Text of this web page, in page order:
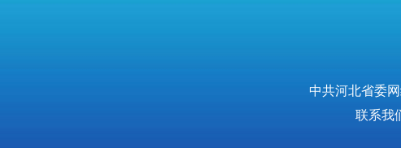
中共河北省委
联系我